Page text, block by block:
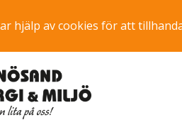
hjälp av cookies för att